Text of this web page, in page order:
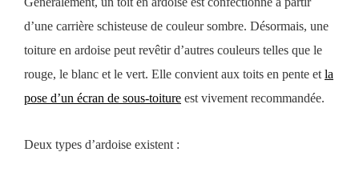
d’une carrière schisteuse de couleur sombre. Désormais, une
toiture en ardoise peut revêtir d’autres couleurs telles que le
rouge, le blanc et le vert. Elle convient aux toits en pente et la
pose d’un écran de sous-toiture est vivement recommandée.
Deux types d’ardoise existent :